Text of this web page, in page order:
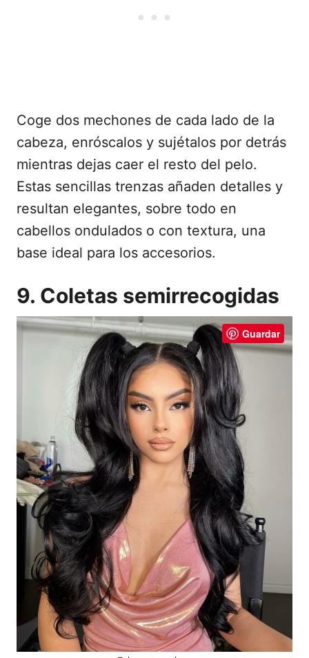
Coge dos mechones de cada lado de la
cabeza, enróscalos y sujétalos por detrás
mientras dejas caer el resto del pelo.
Estas sencillas trenzas añaden detalles y
resultan elegantes, sobre todo en
cabellos ondulados o con textura, una
base ideal para los accesorios.
9. Coletas semirrecogidas
Guardar